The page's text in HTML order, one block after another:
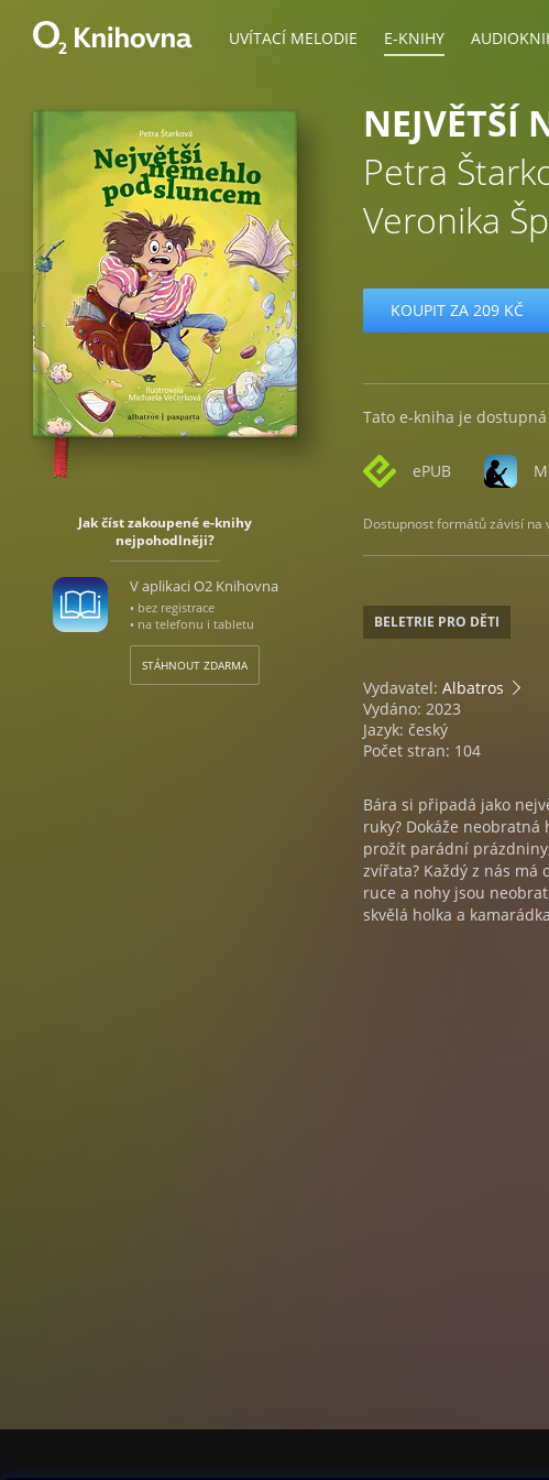
UVÍTACÍ MELODIE E-KNIHY
Jak číst zakoupené e-knihy
nejpohodlněji?
V aplikaci O2 Knihovna
• bez registrace
• na telefonu i tabletu
STÁHNOUT ZDARMA
NEJVĚTŠÍ
Petra
Veronika
KOUPIT ZA 209 KČ
Tato e-kniha je
ePUB
Dostupnost formátů závisí na
BELETRIE PRO DĚTI
Vydavatel: Albatros
Vydáno: 2023
Jazyk: český
Počet stran: 104
Bára si připadá jako
ruky? Dokáže
prožít parádní
zvířata? Každý z nás má
ruce a nohy jsou
skvělá holka a